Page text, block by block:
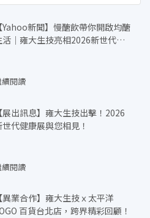
【Yahoo新聞】慢醣飲帶你開啟均醣
活│雍大生技亮相2026新世代健
續閱讀
【展出訊息】雍大生技出擊！2026
世代健康展與您相見！
續閱讀
【異業合作】雍大生技ｘ太平洋
百貨台北店，跨界精彩回顧！